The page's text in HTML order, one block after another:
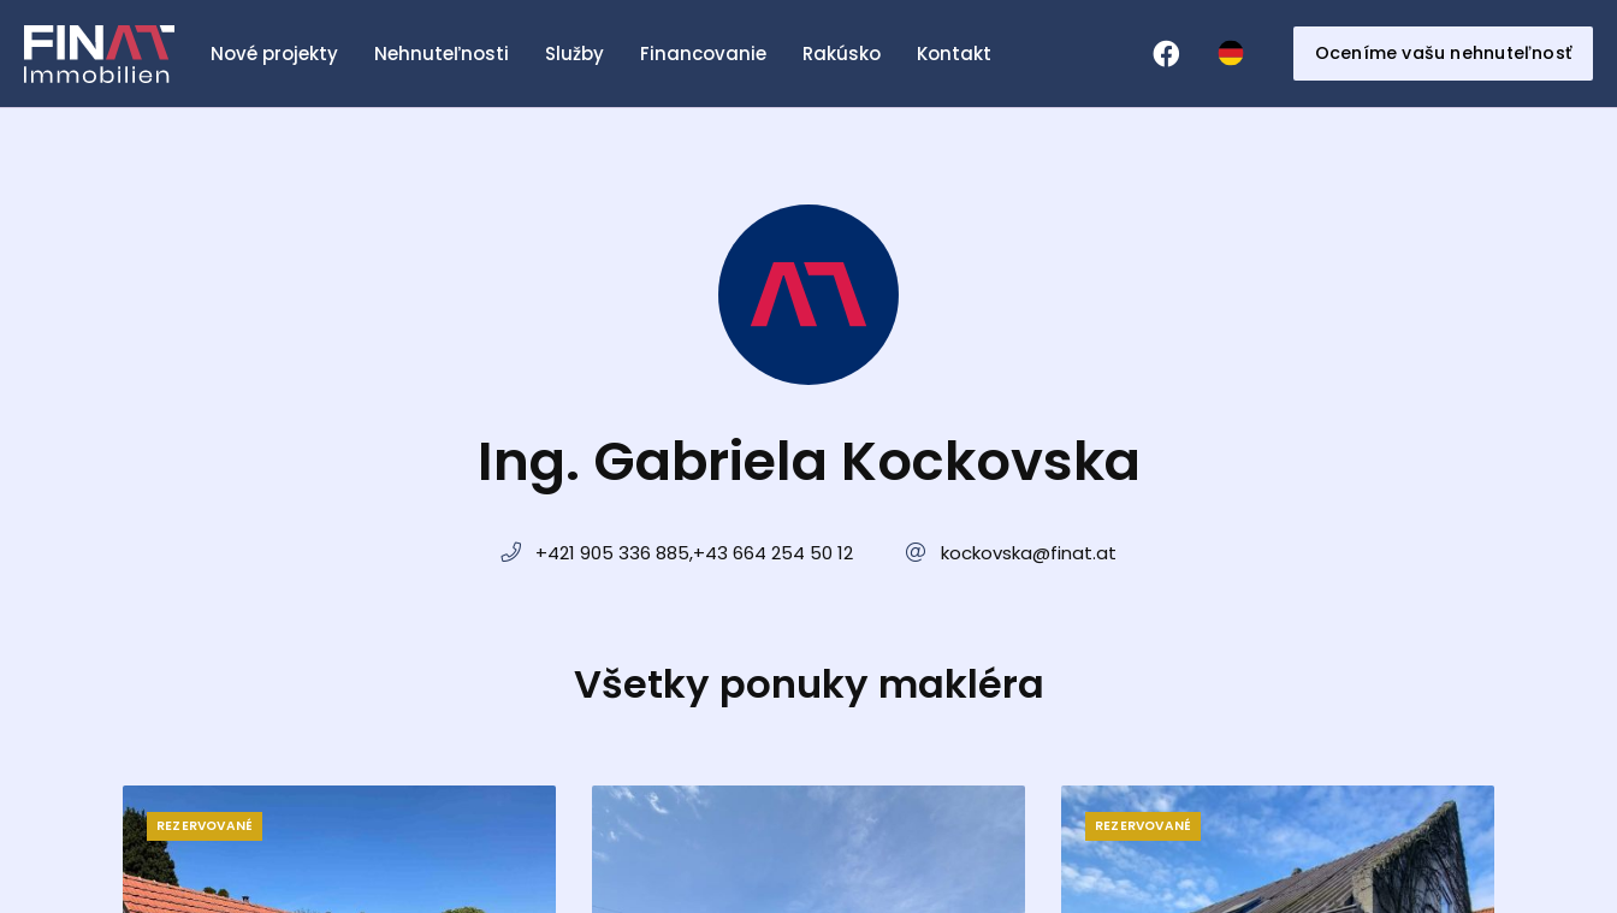
Nové projekty Nehnuteľnosti Služby Financovanie Rakúsko Kontakt Oceníme vašu nehnuteľnosť
Ing. Gabriela Kockovska
+421 905 336 885,+43 664 254 50 12 kockovska@finat.at
Všetky ponuky makléra
REZERVOVANÉ REZERVOVANÉ